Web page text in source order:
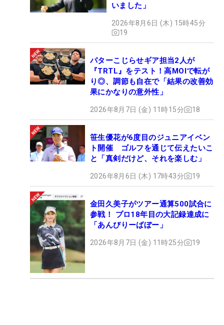
いました」
2026年8月6日 (木) 15時45分
19
パターこじらせギア担当2人が
『TRTL』をテスト！高MOIで転が
り◎、調節も自在で「結果の改善効
果にかなりの意外性」
2026年8月7日 (金) 11時15分 18
笹生優花が6度目のジュニアイベン
ト開催 ゴルフを通じて伝えたいこ
と「真剣だけど、それを楽しむ」
2026年8月6日 (木) 17時43分 19
金田久美子がツアー通算500試合に
参戦！ プロ18年目の大記録達成に
「あんびりーばぼー」
2026年8月7日 (金) 11時25分 19